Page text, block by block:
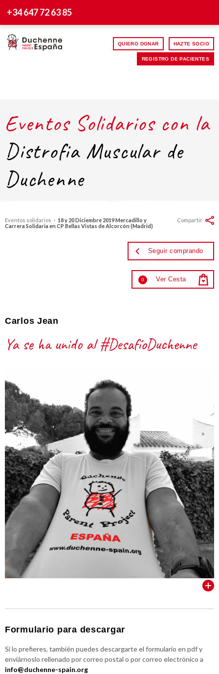
+34 647 72 63 85
QUIERO DONAR HAZTE SOCIO
REGISTRO DE PACIENTES
Eventos Solidarios con la
Distrofia Muscular de
Duchenne
Eventos solidarios · 18 y 20 Diciembre 2019 Mercadillo y
Carrera Solidaria en CP Bellas Vistas de Alcorcón (Madrid)
Seguir comprando
0 Ver Cesta
Compartir
Carlos Jean
Ya se ha unido al #DesafíoDuchenne
Formulario para descargar
Si lo prefieres, también puedes descargarte el formulario en pdf y
enviárnoslo rellenado por correo postal o por correo electrónico a
info@duchenne-spain.org